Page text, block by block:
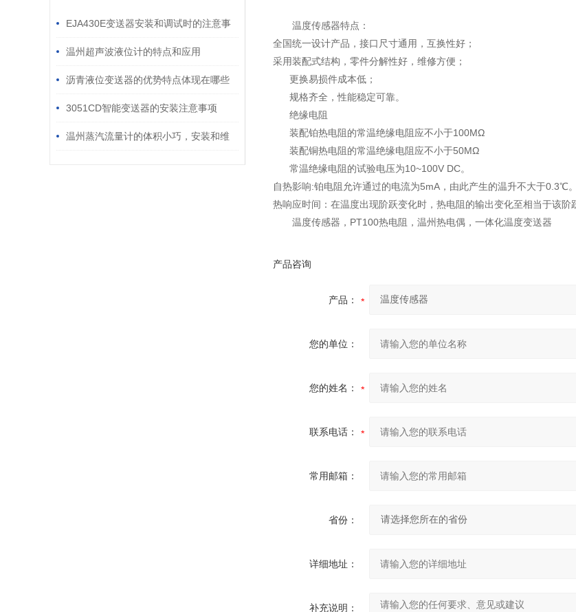
EJA430E变送器安装和调试时的注意事
项 温州超声波液位计的特点和应用
沥青液位变送器的优势特点体现在哪些
方面？
3051CD智能变送器的安装注意事项
温州蒸汽流量计的体积小巧，安装和维
温度传感器特点：
全国统一设计产品，接口尺寸通用，互换性好；
采用装配式结构，零件分解性好，维修方便；
更换易损件成本低；
规格齐全，性能稳定可靠。
绝缘电阻
装配铂热电阻的常温绝缘电阻应不小于100MΩ
装配铜热电阻的常温绝缘电阻应不小于50MΩ
常温绝缘电阻的试验电压为10~100V DC。
自热影响:铂电阻允许通过的电流为5mA，由此产生的温升不大于0.3℃
热响应时间：在温度出现阶跃变化时，热电阻的输出变化至相当于该
温度传感器，PT100热电阻，温州热电偶，一体化温度变送器
产品咨询
产品：
您的单位：
您的姓名：
联系电话：
常用邮箱：
省份：
详细地址：
补充说明：